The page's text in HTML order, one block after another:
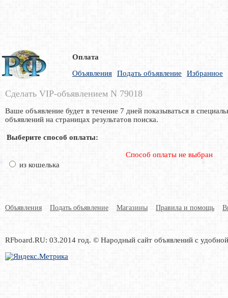
Оплата
Объявления
Подать объявление Избранное
Сделать VIP-объявлением N 79018
Ваше объявление будет в течение 7 дней показываться в
объявлений на страницах результатов поиска.
Выберите способ оплаты:
из кошелька
Способ оплаты не выбран
Объявления Подать объявление Магазины Правила и помощь
RFboard.RU: 03.2014 год. © Народный сайт объявлений с